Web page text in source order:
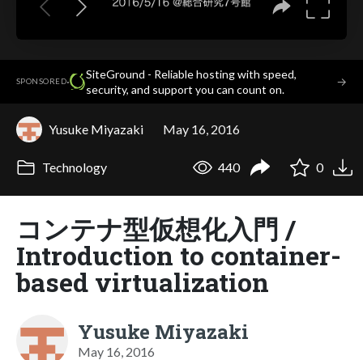
SPONSORED·
SiteGround - Reliable hosting with speed,
security, and support you can count on.
→
Yusuke Miyazaki May 16, 2016
Technology 440 0
コンテナ型仮想化入門 /
Introduction to container-
based virtualization
Yusuke Miyazaki
May 16, 2016